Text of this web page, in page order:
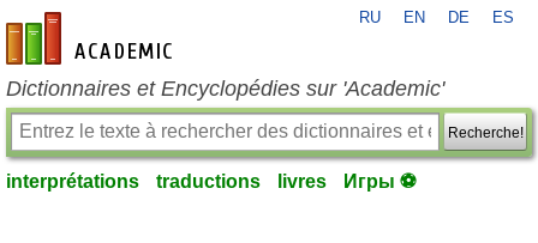
fr-academic.com
RU EN DE ES
Dictionnaires et Encyclopédies sur 'Academic'
Recherche!
interprétations traductions livres Игры ⚽